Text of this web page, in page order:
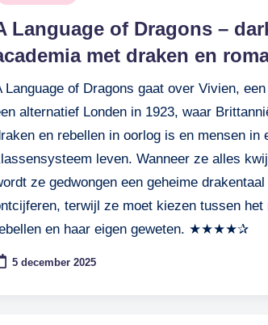
Language of Dragons –
met draken en
Language of Dragons gaat over Vivien,
alternatief Londen in 1923, waar
en rebellen in oorlog is en mensen in
leven. Wanneer ze alles
ze gedwongen een geheime drakentaal
terwijl ze moet kiezen tussen het
en haar eigen geweten. ★★★★✰
5 december 2025